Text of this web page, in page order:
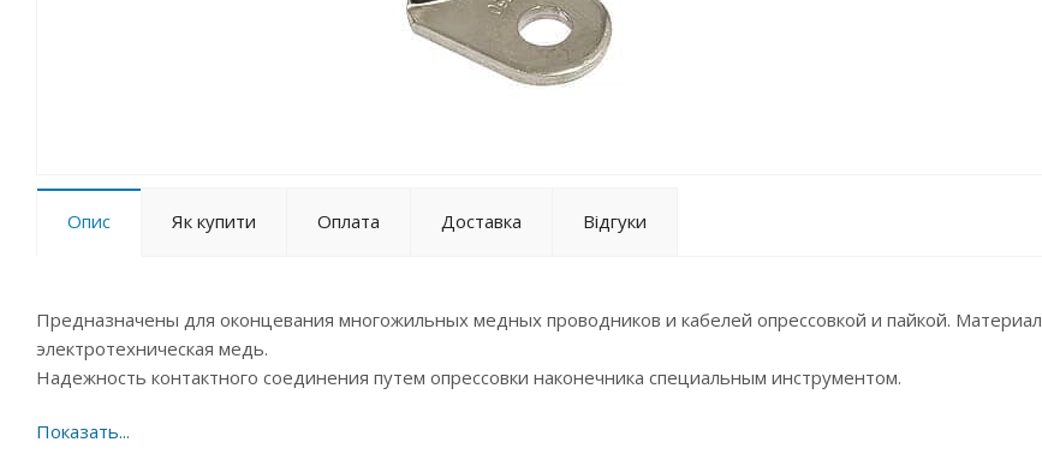
Опис Як купити Оплата Доставка Відгуки
Предназначены для оконцевания многожильных медных проводников и кабелей опрессовкой и пайкой.
электротехническая медь.
Надежность контактного соединения путем опрессовки наконечника специальным инструментом.